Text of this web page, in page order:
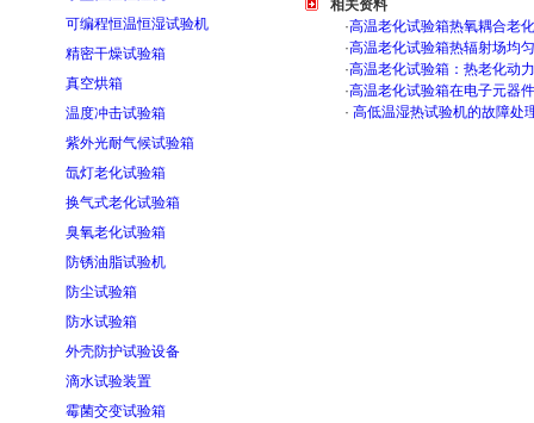
可编程恒温恒湿试验机
精密干燥试验箱
真空烘箱
温度冲击试验箱
紫外光耐气候试验箱
氙灯老化试验箱
换气式老化试验箱
臭氧老化试验箱
防锈油脂试验机
防尘试验箱
防水试验箱
外壳防护试验设备
滴水试验装置
霉菌交变试验箱
相关资料
·高温老化试验箱热氧耦合老
·高温老化试验箱热辐射场均
·高温老化试验箱：热老化动
·高温老化试验箱在电子元器
· 高低温湿热试验机的故障处